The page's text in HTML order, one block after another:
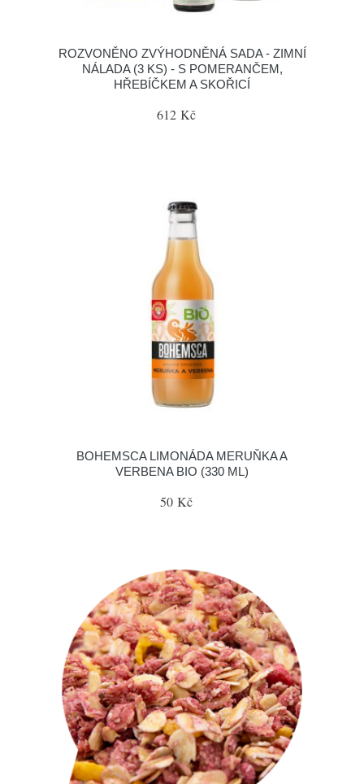
ROZVONĚNO ZVÝHODNĚNÁ SADA - ZIMNÍ
NÁLADA (3 KS) - S POMERANČEM,
HŘEBÍČKEM A SKOŘICÍ
612 Kč
BOHEMSCA LIMONÁDA MERUŇKA A
VERBENA BIO (330 ML)
50 Kč